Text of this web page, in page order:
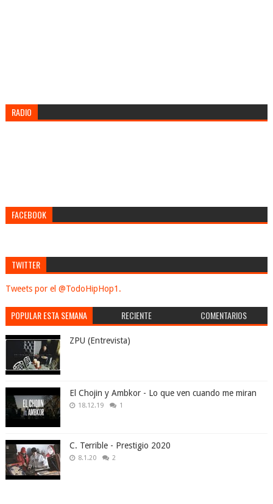
RADIO
FACEBOOK
TWITTER
Tweets por el @TodoHipHop1.
POPULAR ESTA SEMANA RECIENTE COMENTARIOS
ZPU (Entrevista)
El Chojin y Ambkor - Lo que ven cuando me miran
18.12.19 1
C. Terrible - Prestigio 2020
8.1.20 2